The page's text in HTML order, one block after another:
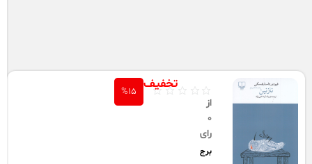
از
0
رای
برج
%15 تخفیف